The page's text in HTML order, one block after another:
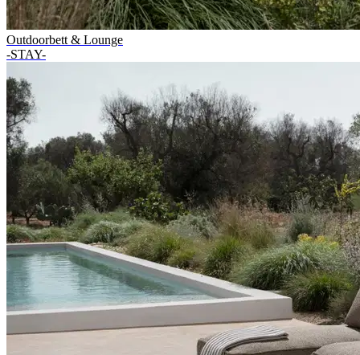
Outdoorbett & Lounge
-STAY-